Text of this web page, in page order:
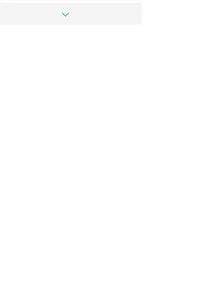
Secretaria de Ritualistica